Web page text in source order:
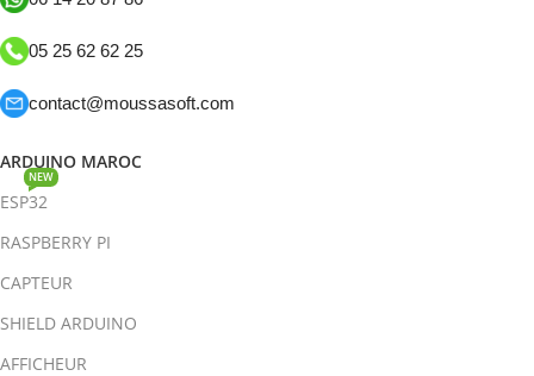
05 25 62 62 25
contact@moussasoft.com
ARDUINO MAROC
ESP32
NEW
RASPBERRY PI
CAPTEUR
SHIELD ARDUINO
AFFICHEUR